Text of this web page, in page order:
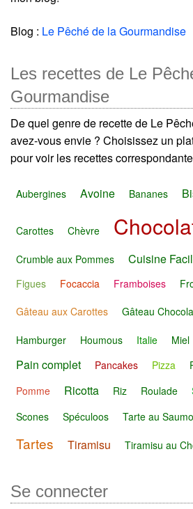
Blog : Le Pêché de la Gourmandise
Les recettes de Le
Gourmandise
De quel genre de recette de Le
avez-vous envie ? Choisissez un
pour voir les recettes
Aubergines Avoine Bananes
Carottes Chèvre
Crumble aux Pommes Cuisine
Figues
Focaccia Framboises
Gâteau aux Carottes
Gâteau
Hamburger Houmous Italie Miel
Pain complet Pancakes Pizza
Pomme
Ricotta Riz Roulade
Scones
Spéculoos Tarte au
Tartes Tiramisu Tiramisu au
Se connecter